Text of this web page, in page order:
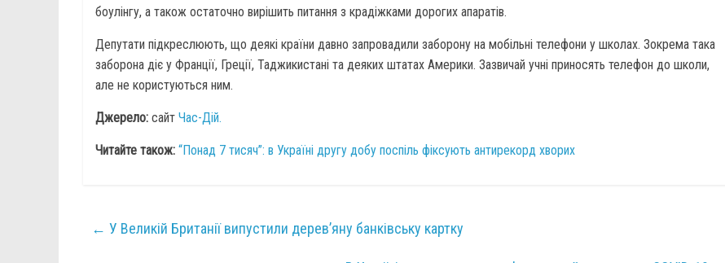
боулінгу, а також остаточно вирішить питання з крадіжками дорогих апаратів.
Депутати підкреслюють, що деякі країни давно запровадили заборону на мобільні телефони у школах. Зокрема така
заборона діє у Франції, Греції, Таджикистані та деяких штатах Америки. Зазвичай учні приносять телефон до школи,
але не користуються ним.
Джерело: сайт Час-Дій.
Читайте також: “Понад 7 тисяч”: в Україні другу добу поспіль фіксують антирекорд хворих
← У Великій Британії випустили дерев’яну банківську картку